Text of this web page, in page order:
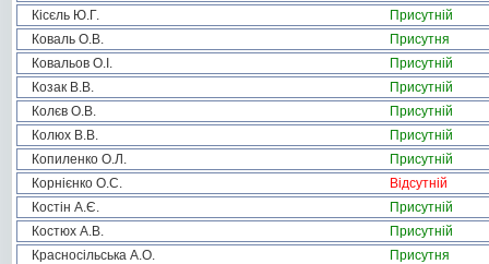
Кісєль Ю.Г.
Присутній
Коваль О.В.
Присутня
Ковальов О.І.
Присутній
Козак В.В.
Присутній
Колєв О.В.
Присутній
Колюх В.В.
Присутній
Копиленко О.Л.
Присутній
Корнієнко О.С.
Відсутній
Костін А.Є.
Присутній
Костюх А.В.
Присутній
Красносільська А.О.
Присутня